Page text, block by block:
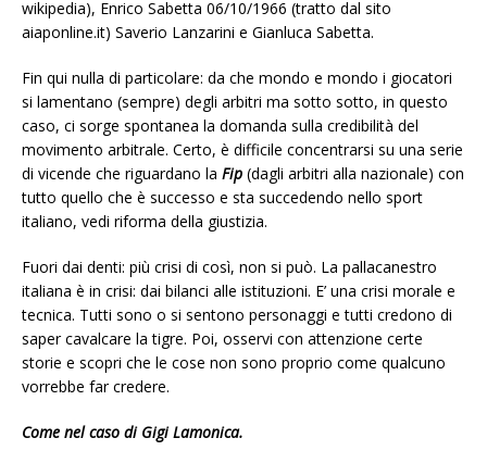
wikipedia), Enrico Sabetta 06/10/1966 (tratto dal sito
aiaponline.it) Saverio Lanzarini e Gianluca Sabetta.
Fin qui nulla di particolare: da che mondo e mondo i giocatori
si lamentano (sempre) degli arbitri ma sotto sotto, in questo
caso, ci sorge spontanea la domanda sulla credibilità del
movimento arbitrale. Certo, è difficile concentrarsi su una serie
di vicende che riguardano la Fip (dagli arbitri alla nazionale) con
tutto quello che è successo e sta succedendo nello sport
italiano, vedi riforma della giustizia.
Fuori dai denti: più crisi di così, non si può. La pallacanestro
italiana è in crisi: dai bilanci alle istituzioni. E’ una crisi morale e
tecnica. Tutti sono o si sentono personaggi e tutti credono di
saper cavalcare la tigre. Poi, osservi con attenzione certe
storie e scopri che le cose non sono proprio come qualcuno
vorrebbe far credere.
Come nel caso di Gigi Lamonica.